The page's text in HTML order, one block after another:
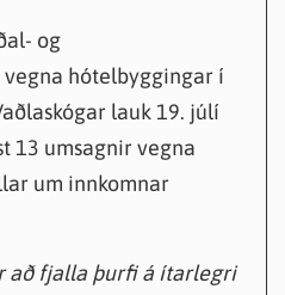
og
hótelbyggingar í
lauk 19. júlí
13 umsagnir vegna
um innkomnar
að fjalla þurfi á ítarlegri